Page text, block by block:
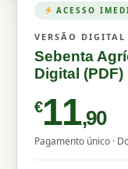
ACESSO
VERSÃO DIGITAL
Sebenta
Digital (PDF)
€11,90
Pagamento único ·